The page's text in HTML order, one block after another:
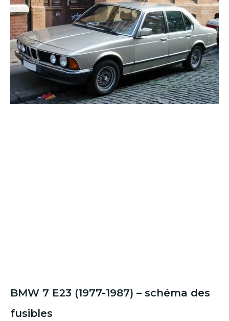
BMW 7 E23 (1977-1987) – schéma des
fusibles